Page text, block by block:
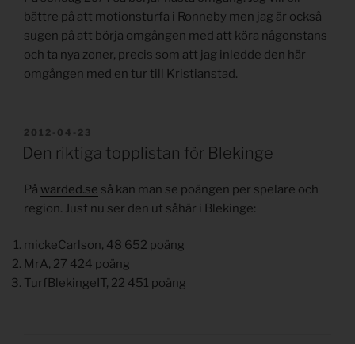
bättre på att motionsturfa i Ronneby men jag är också
sugen på att börja omgången med att köra någonstans
och ta nya zoner, precis som att jag inledde den här
omgången med en tur till Kristianstad.
PUBLICERAT
2012-04-23
Den riktiga topplistan för Blekinge
På warded.se så kan man se poängen per spelare och
region. Just nu ser den ut såhär i Blekinge:
mickeCarlson, 48 652 poäng
MrA, 27 424 poäng
TurfBlekingeIT, 22 451 poäng